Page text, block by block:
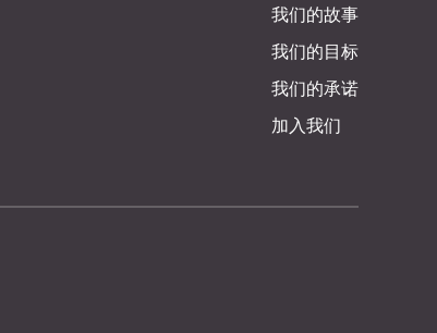
我们的故事
我们的目标
我们的承诺
加入我们